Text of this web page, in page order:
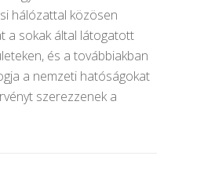
hálózattal közösen
a sokak által látogatott
és a továbbiakban
a nemzeti hatóságokat
szerezzenek a